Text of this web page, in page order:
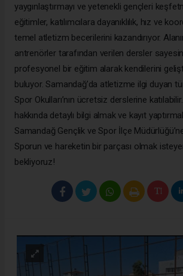
yaygınlaştırmayı ve yetenekli gençleri
eğitimler, katılımcılara dayanıklılık, hız ve
temel atletizm becerilerini kazandırıyor.
antrenörler tarafından verilen dersler
profesyonel bir eğitim alarak kendilerini
buluyor. Samandağ’da atletizme ilgi duyan
Spor Okulları’nın ücretsiz derslerine
hakkında detaylı bilgi almak ve kayıt
Samandağ Gençlik ve Spor İlçe
Sporun ve hareketin bir parçası olmak
bekliyoruz!